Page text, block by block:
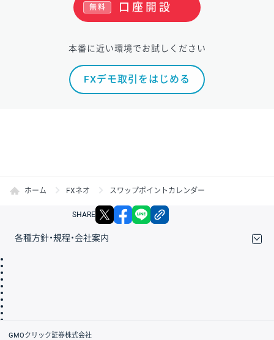
口座開設
無料
本番に近い環境でお試しください
FXデモ取引をはじめる
ホーム FXネオ スワップポイントカレンダー
SHARE X facebook
各種方針・規程・会社案内
会社案内
GMOクリック証券株式会社